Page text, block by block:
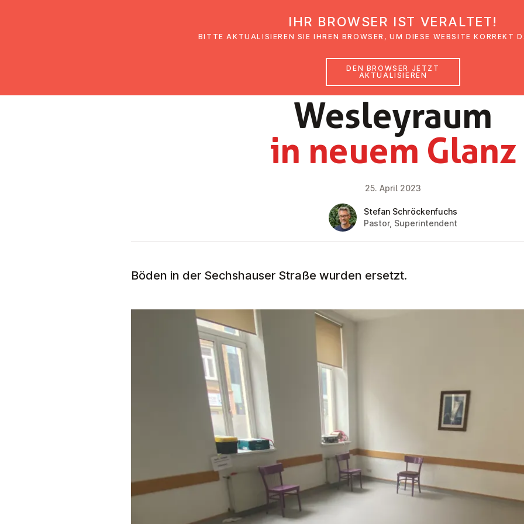
Glaubensimpulse News
Wes­ley­raum
in neuem Glanz
NEWS
25. April 2023
Stefan Schröckenfuchs
Pastor, Superintendent
Böden in der Sechshauser Straße wurden ersetzt.
IHR BROWSER IST VERALTET!
BITTE AKTUALISIEREN SIE IHREN BROWSER, UM DIESE WEBSITE KORREKT
DEN BROWSER JETZT
AKTUALISIEREN